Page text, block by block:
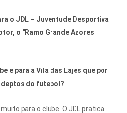
o JDL – Juventude Desportiva
o “Ramo Grande Azores
e para a Vila das Lajes que por
do futebol?
para o clube. O JDL pratica